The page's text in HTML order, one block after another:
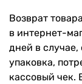
Возврат
в интернет-
дней в
упаковка,
кассовый чек.